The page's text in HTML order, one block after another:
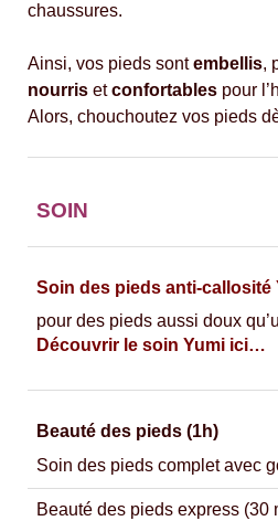
chaussures.
Ainsi, vos pieds sontembellis,
nourris etconfortables pour
Alors, chouchoutez vos pieds
SOIN
Soin des pieds anti-callosité
pour des pieds aussi doux
Découvrir le soin Yumi ici…
Beauté des pieds (1h)
Soin des pieds complet avec
Beauté des pieds express (30